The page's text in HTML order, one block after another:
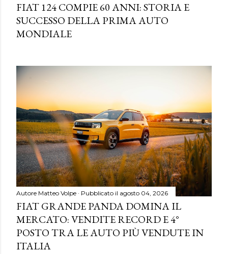
FIAT 124 COMPIE 60 ANNI: STORIA E
SUCCESSO DELLA PRIMA AUTO
MONDIALE
Autore Matteo Volpe Pubblicato il agosto 04, 2026
FIAT GRANDE PANDA DOMINA IL
MERCATO: VENDITE RECORD E 4°
POSTO TRA LE AUTO PIÙ VENDUTE IN
ITALIA